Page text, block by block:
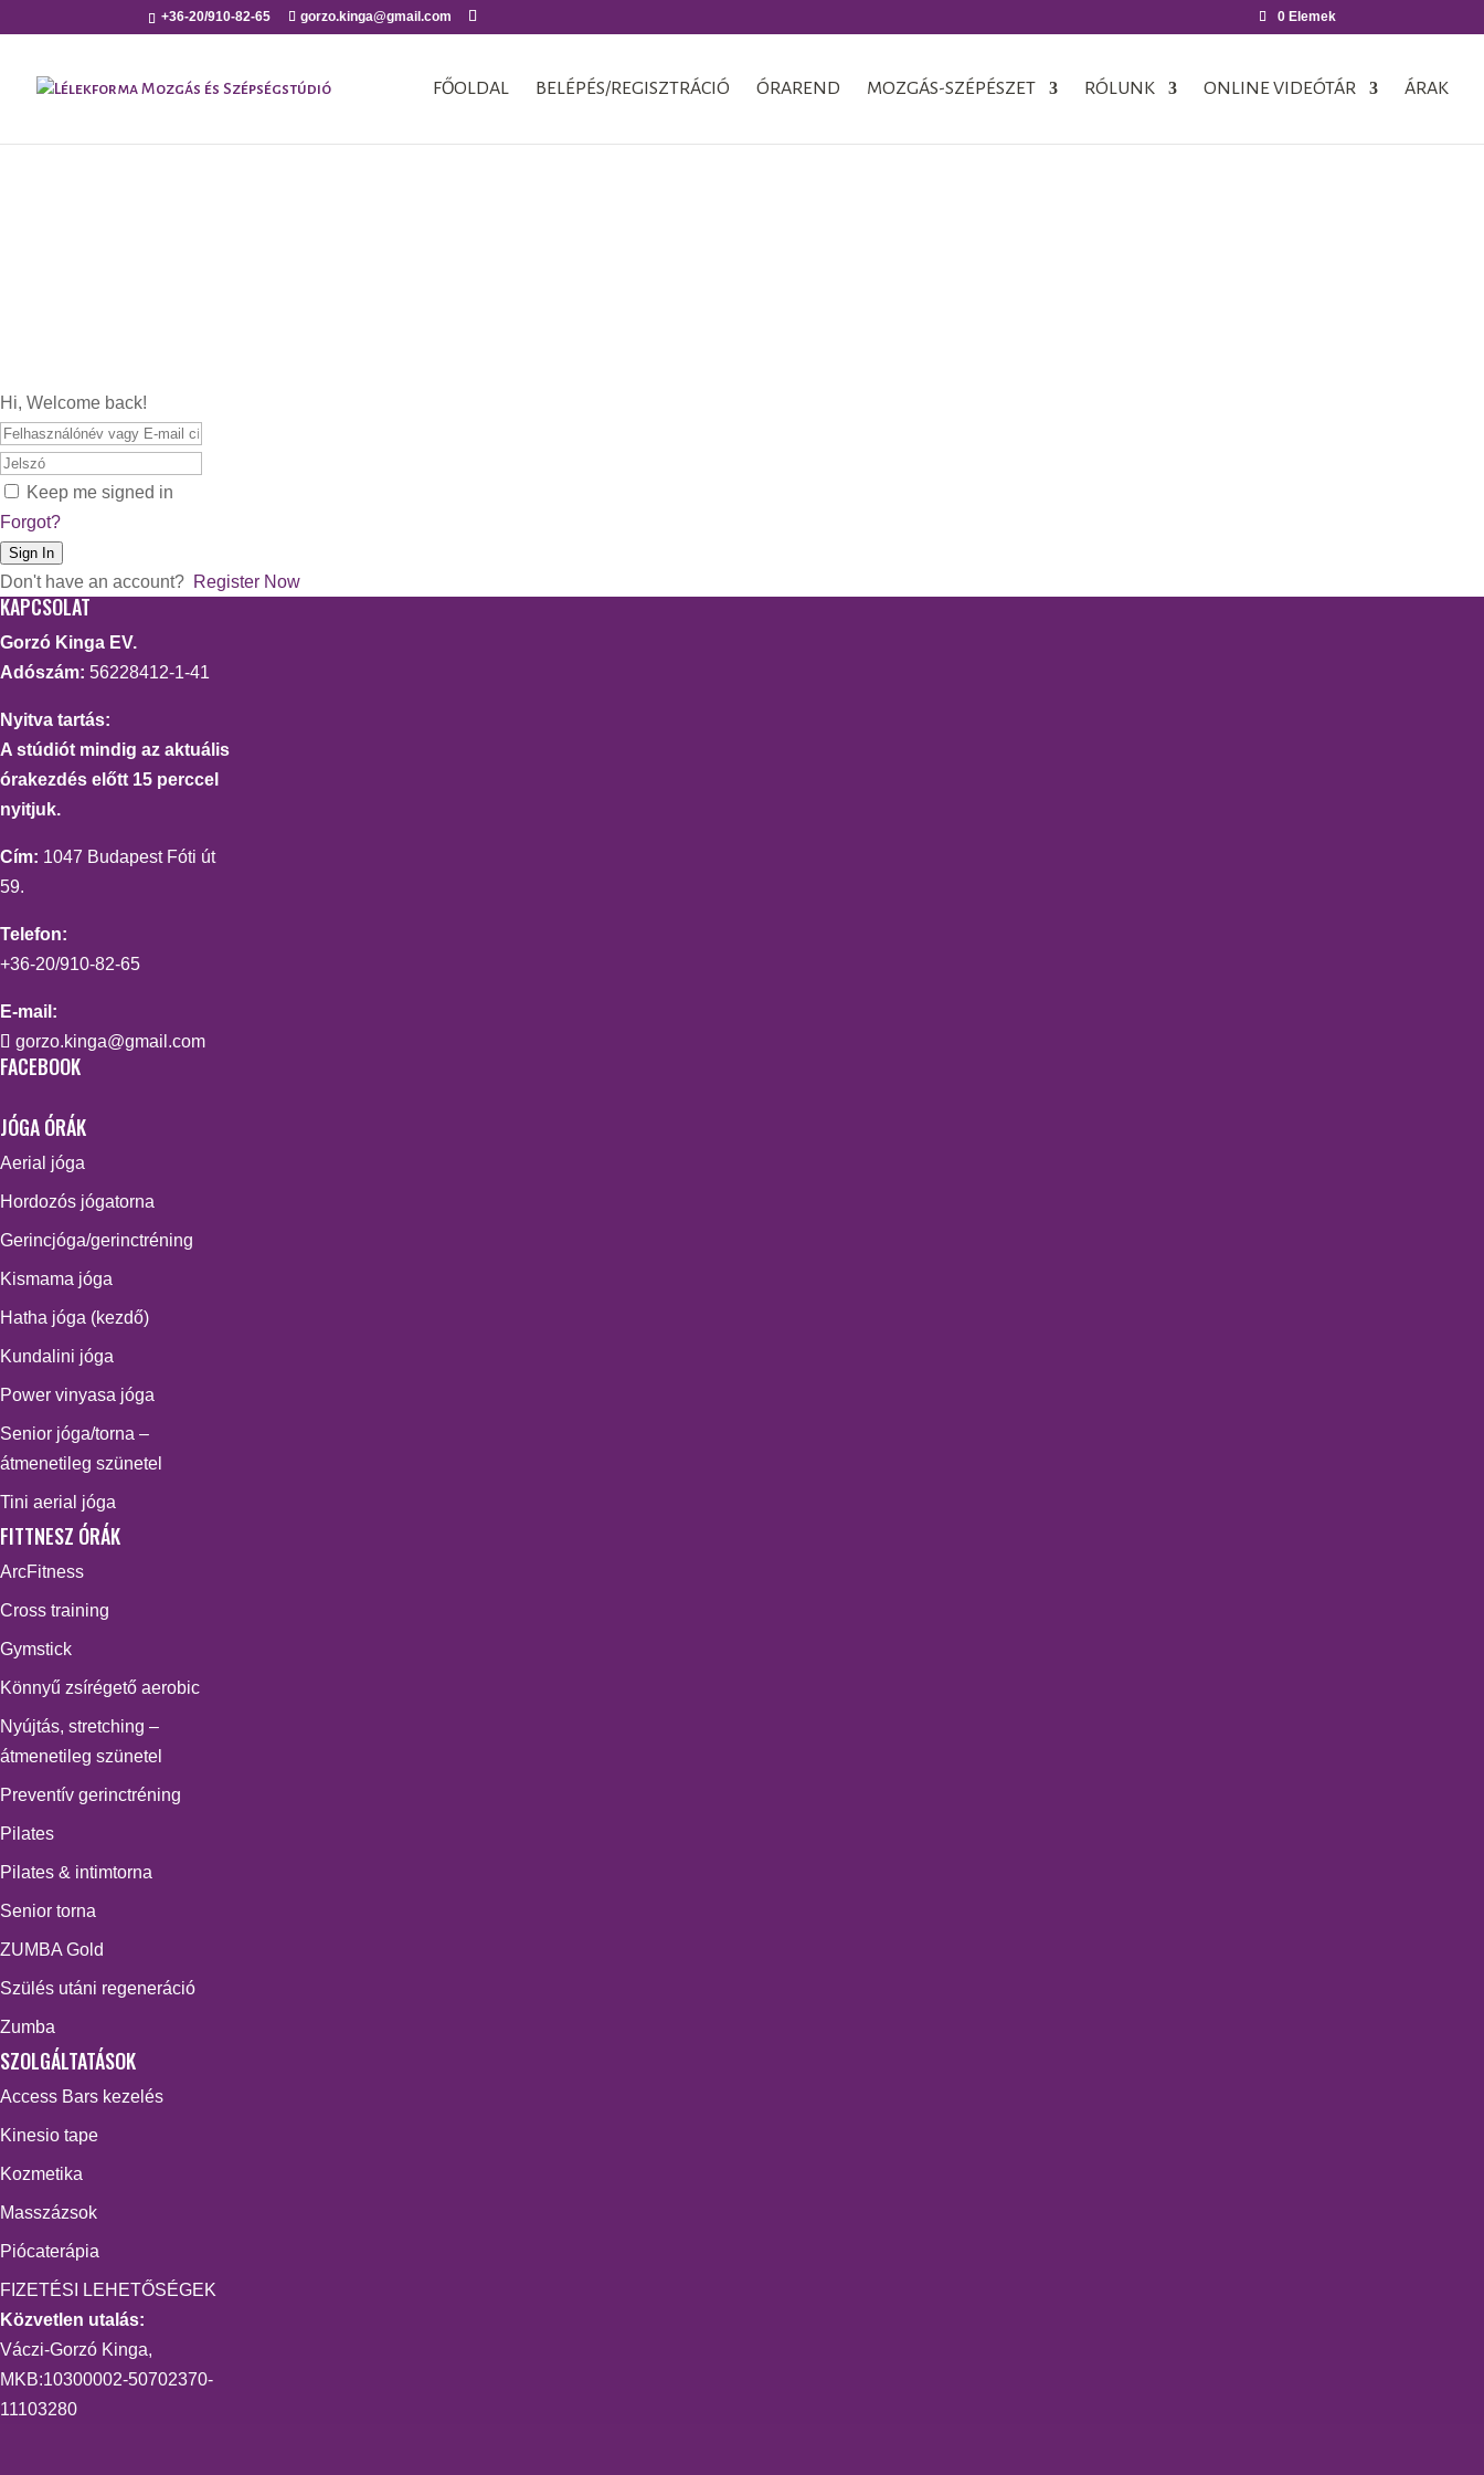
+36-20/910-82-65 gorzo.kinga@gmail.com 0 Elemek
FŐOLDAL BELÉPÉS/REGISZTRÁCIÓ ÓRAREND MOZGÁS-SZÉPÉSZET RÓLUNK ONLINE VIDEÓTÁR ÁRAK
Hi, Welcome back!
Keep me signed in
Forgot?
Sign In
Don't have an account? Register Now
KAPCSOLAT
Gorzó Kinga EV.
Adószám: 56228412-1-41
Nyitva tartás:
A stúdiót mindig az aktuális
órakezdés előtt 15 perccel
nyitjuk.
Cím: 1047 Budapest Fóti út
59.
Telefon:
+36-20/910-82-65
E-mail:
gorzo.kinga@gmail.com
FACEBOOK
JÓGA ÓRÁK
Aerial jóga
Hordozós jógatorna
Gerincjóga/gerinctréning
Kismama jóga
Hatha jóga (kezdő)
Kundalini jóga
Power vinyasa jóga
Senior jóga/torna –
átmenetileg szünetel
Tini aerial jóga
FITTNESZ ÓRÁK
ArcFitness
Cross training
Gymstick
Könnyű zsírégető aerobic
Nyújtás, stretching –
átmenetileg szünetel
Preventív gerinctréning
Pilates
Pilates & intimtorna
Senior torna
ZUMBA Gold
Szülés utáni regeneráció
Zumba
SZOLGÁLTATÁSOK
Access Bars kezelés
Kinesio tape
Kozmetika
Masszázsok
Piócaterápia
FIZETÉSI LEHETŐSÉGEK
Közvetlen utalás:
Váczi-Gorzó Kinga,
MKB:10300002-50702370-
11103280